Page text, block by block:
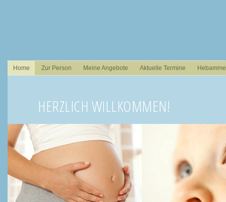
Home Zur Person Meine Angebote Aktuelle Termine
HERZLICH WILLKOMMEN!